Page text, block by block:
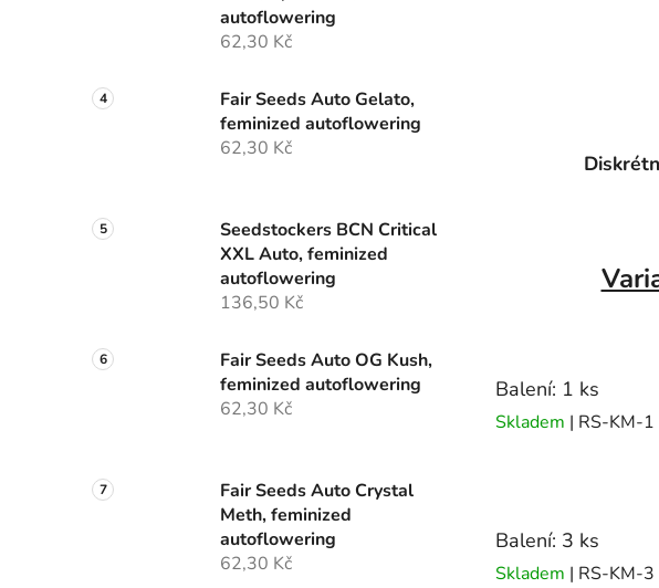
autoflowering
62,30 Kč
Fair Seeds Auto Gelato,
feminized autoflowering
62,30 Kč
Seedstockers BCN Critical
XXL Auto, feminized
autoflowering
136,50 Kč
Fair Seeds Auto OG Kush,
feminized autoflowering
62,30 Kč
Fair Seeds Auto Crystal
Meth, feminized
autoflowering
62,30 Kč
Balení: 1 ks
Skladem | RS-KM-1
Balení: 3 ks
Skladem | RS-KM-3